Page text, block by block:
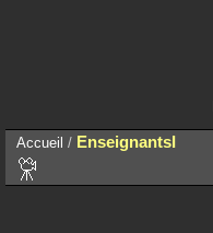
Accueil / EnseignantsI